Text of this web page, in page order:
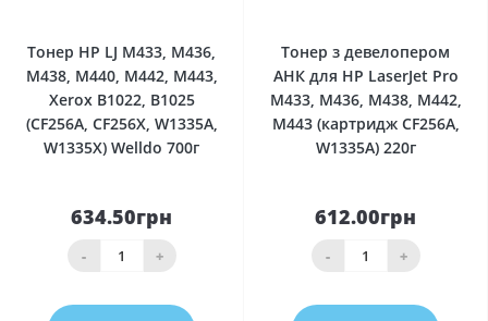
Тонер HP LJ M433, M436,
M438, M440, M442, M443,
Xerox B1022, B1025
(CF256A, CF256X, W1335A,
W1335X) Welldo 700г
634.50грн
- +
Тонер з девелопером
АНК для HP LaserJet Pro
M433, M436, M438, M442,
M443 (картридж CF256A,
W1335A) 220г
612.00грн
- +